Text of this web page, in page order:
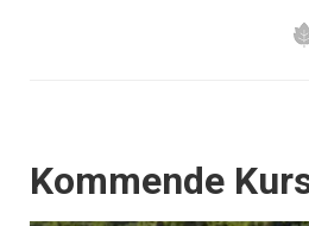
Events
Kommende